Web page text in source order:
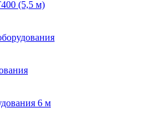
(5,5 м)
6 м